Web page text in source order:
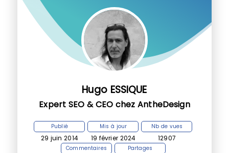
Hugo ESSIQUE
Expert SEO & CEO chez AntheDesign
Publié
29 juin 2014
Mis à jour
19 février 2024
Nb de vues
12907
Commentaires Partages